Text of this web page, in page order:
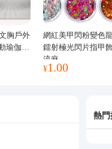
胸戶外
瑜伽服
網紅美甲閃粉變色
鐳射極光閃片指甲
流麻
¥1.00
熱門